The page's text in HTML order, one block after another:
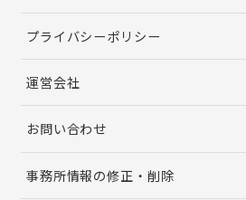
プライバシーポリシー
運営会社
お問い合わせ
事務所情報の修正・削除